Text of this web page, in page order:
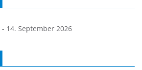
- 14. September 2026